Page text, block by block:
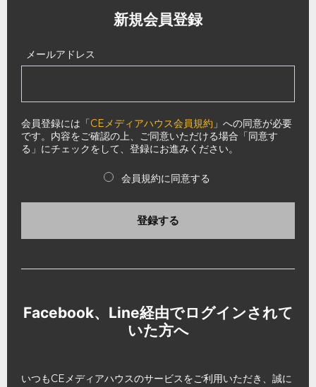
新規会員登録
メールアドレス
会員登録には「CEメディアハウス会員規約 」への同意が必要
です。内容をご確認の上、ご同意いただける場合「同意す
る」にチェックをして、登録にお進みください。
会員規約に同意する
登録する
Facebook、Line経由でログインされて
いた方へ
いつもCEメディアハウスのサービスをご利用いただき、誠に